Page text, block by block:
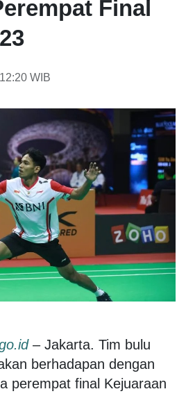
Final
WIB
– Jakarta. Tim bulu
berhadapan dengan
perempat final Kejuaraan